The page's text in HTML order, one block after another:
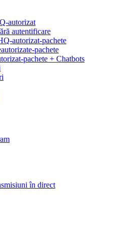
autorizat
autentificare
autorizat-pachete
pachete
pachete + Chatbots
în direct